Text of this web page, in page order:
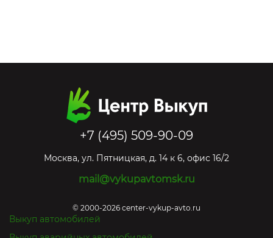
+7 (495) 509-90-09
Москва, ул. Пятницкая, д. 14 к 6, офис 16/2
mail@vykupavtomsk.ru
© 2000-2026 center-vykup-avto.ru
Выкуп автомобилей